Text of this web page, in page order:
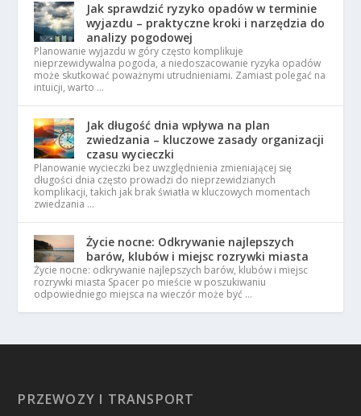
Jak sprawdzić ryzyko opadów w terminie
wyjazdu – praktyczne kroki i narzędzia do
analizy pogodowej
Planowanie wyjazdu w góry często komplikuje
nieprzewidywalna pogoda, a niedoszacowanie ryzyka opadów
może skutkować poważnymi utrudnieniami. Zamiast polegać na
intuicji, warto …
Jak długość dnia wpływa na plan
zwiedzania – kluczowe zasady organizacji
czasu wycieczki
Planowanie wycieczki bez uwzględnienia zmieniającej się
długości dnia często prowadzi do nieprzewidzianych
komplikacji, takich jak brak światła w kluczowych momentach
zwiedzania …
Życie nocne: Odkrywanie najlepszych
barów, klubów i miejsc rozrywki miasta
Życie nocne: odkrywanie najlepszych barów, klubów i miejsc
rozrywki miasta Spacer po mieście w poszukiwaniu
odpowiedniego miejsca na wieczór może być …
PRZEWOZY I TRANSPORT